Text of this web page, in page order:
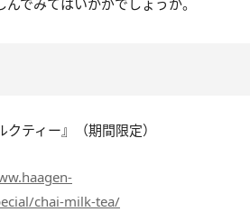
でみてはいかがでしょうか。
ティー』（期間限定）
chai-milk-tea/